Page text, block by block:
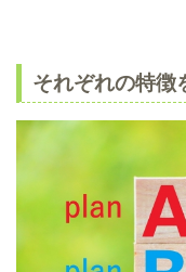
それぞれの特徴